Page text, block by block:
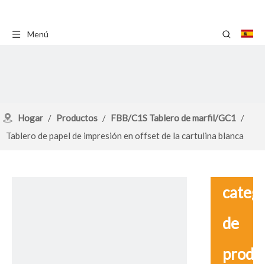
Menú
Hogar / Productos / FBB/C1S Tablero de marfil/GC1 /
Tablero de papel de impresión en offset de la cartulina blanca
de